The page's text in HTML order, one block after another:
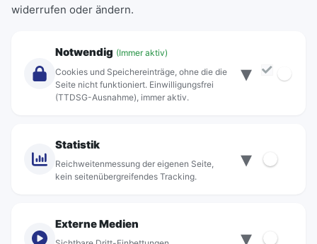
Abonnements
Über Rebus
Standorte
widerrufen oder ändern.
Notwendig (Immer aktiv)
Cookies und Speichereinträge, ohne die die
Seite nicht funktioniert. Einwilligungsfrei
(TTDSG-Ausnahme), immer aktiv.
▾
Statistik
Reichweitenmessung der eigenen Seite,
kein seitenübergreifendes Tracking.
▾
Externe Medien
▾